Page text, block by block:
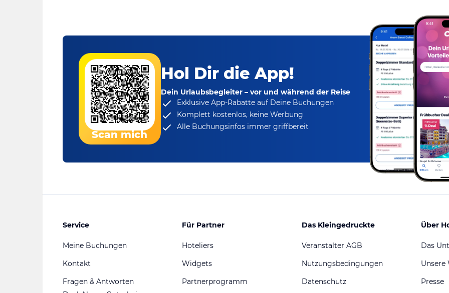
Scan mich
Hol Dir die App!
Dein Urlaubsbegleiter – vor und während der Reise
Exklusive App-Rabatteauf Deine Buchungen
Komplett kostenlos, keine Werbung
Alle Buchungsinfos immer griffbereit
Service
Meine Buchungen
Kontakt
Fragen & Antworten
Für Partner
Hoteliers
Widgets
Partnerprogramm
Das Kleingedruckte
Veranstalter AGB
Nutzungsbedingungen
Datenschutz
Über
Das
Unsere
Presse